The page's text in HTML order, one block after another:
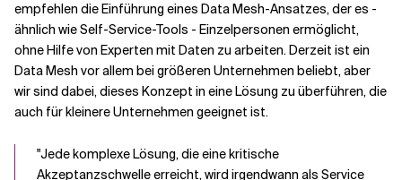
empfehlen die Einführung eines Data Mesh-Ansatzes, der es -
ähnlich wie Self-Service-Tools - Einzelpersonen ermöglicht,
ohne Hilfe von Experten mit Daten zu arbeiten. Derzeit ist ein
Data Mesh vor allem bei größeren Unternehmen beliebt, aber
wir sind dabei, dieses Konzept in eine Lösung zu überführen, die
auch für kleinere Unternehmen geeignet ist.
"Jede komplexe Lösung, die eine kritische
Akzeptanzschwelle erreicht, wird irgendwann als Service